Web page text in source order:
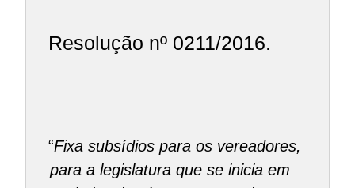
Resolução nº 0211/2016.
“Fixa subsídios para os vereadores,
para a legislatura que se inicia em